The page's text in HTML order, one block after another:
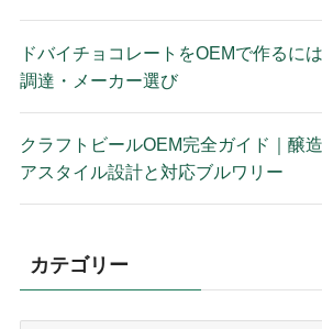
ドバイチョコレートをOEMで作るに
調達・メーカー選び
クラフトビールOEM完全ガイド｜醸
アスタイル設計と対応ブルワリー
カテゴリー